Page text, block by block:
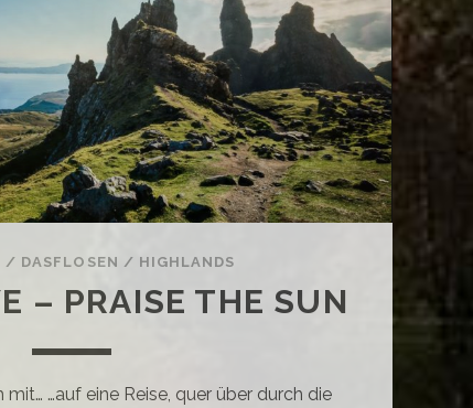
/ DASFLOSEN / HIGHLANDS
– PRAISE THE SUN
mit… …auf eine Reise, quer über durch die